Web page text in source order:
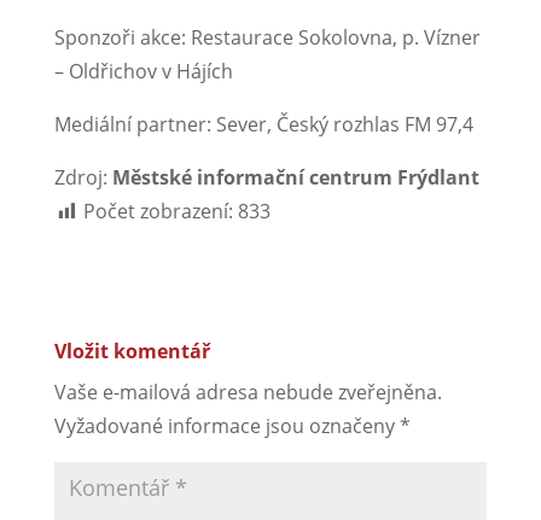
Sponzoři akce: Restaurace Sokolovna, p. Vízner
– Oldřichov v Hájích
Mediální partner: Sever, Český rozhlas FM 97,4
Zdroj: Městské informační centrum Frýdlant
Počet zobrazení: 833
Vložit komentář
Vaše e-mailová adresa nebude zveřejněna.
Vyžadované informace jsou označeny*